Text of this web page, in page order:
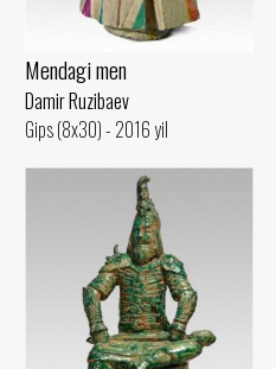
Mendagi men
Damir Ruzibaev
Gips (8x30) - 2016 yil